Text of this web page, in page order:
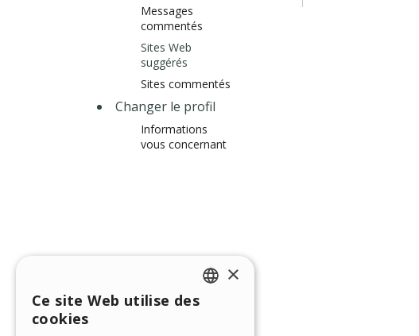
Messages
commentés
Sites Web
suggérés
Sites commentés
Changer le profil
Informations
vous concernant
ENGLISH
×
Ce site Web utilise des
cookies